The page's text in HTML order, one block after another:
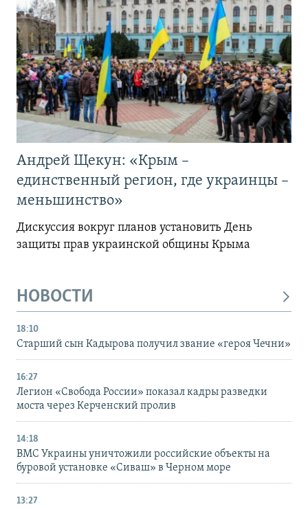
Андрей Щекун: «Крым –
единственный регион, где украинцы –
меньшинство»
Дискуссия вокруг планов установить День
защиты прав украинской общины Крыма
НОВОСТИ
18:10
Старший сын Кадырова получил звание «героя Чечни»
16:27
Легион «Свобода России» показал кадры разведки
моста через Керченский пролив
14:18
ВМС Украины уничтожили российские объекты на
буровой установке «Сиваш» в Черном море
13:27